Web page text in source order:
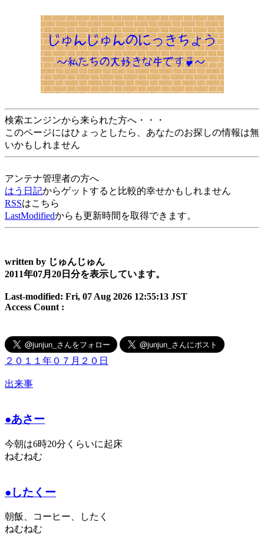
検索エンジンから来られた方へ・・・
このページにはひょっとしたら、あなたのお探しの情報は無
いかもしれません
アンテナ管理者の方へ
はう日記からゲットすると比較的幸せかもしれません
RSSはこちら
LastModifiedからも更新時間を取得できます。
written by じゅんじゅん
2011年07月20日分を表示しています。
Last-modified: Fri, 07 Aug 2026 12:55:13 JST
Access Count :
２０１１年０７月２０日
出来事
●あさー
今朝は6時20分くらいに起床
ねむねむ
●したくー
朝飯、コーヒー、したく
ねむねむ